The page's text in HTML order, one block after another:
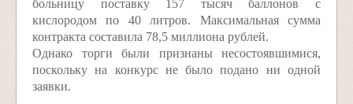
больницу поставку 157 тысяч баллонов с
кислородом по 40 литров. Максимальная сумма
контракта составила 78,5 миллиона рублей.
Однако торги были признаны несостоявшимися,
поскольку на конкурс не было подано ни одной
заявки.